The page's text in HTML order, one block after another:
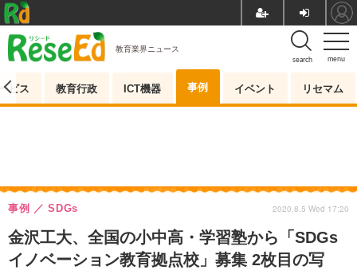
menu
search
教育業界ニュース
ビス 教育行政 ICT機器 事例 イベント リセマム
金沢工大、全国の小中高・学習塾から「SDGs
イノベーション教育拠点校」募集 2枚目の写
事例 SDGs 2020.8.5 Wed 17:20